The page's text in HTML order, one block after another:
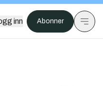
inn Abonner